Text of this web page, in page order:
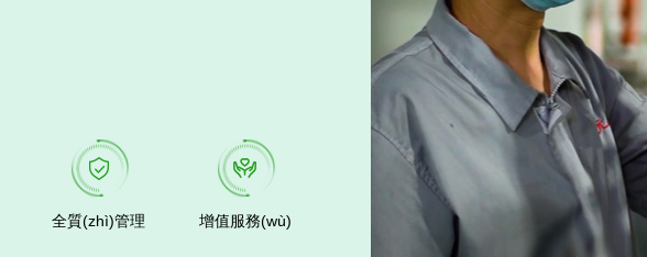
全質(zhì)管理 增值服務(wù)